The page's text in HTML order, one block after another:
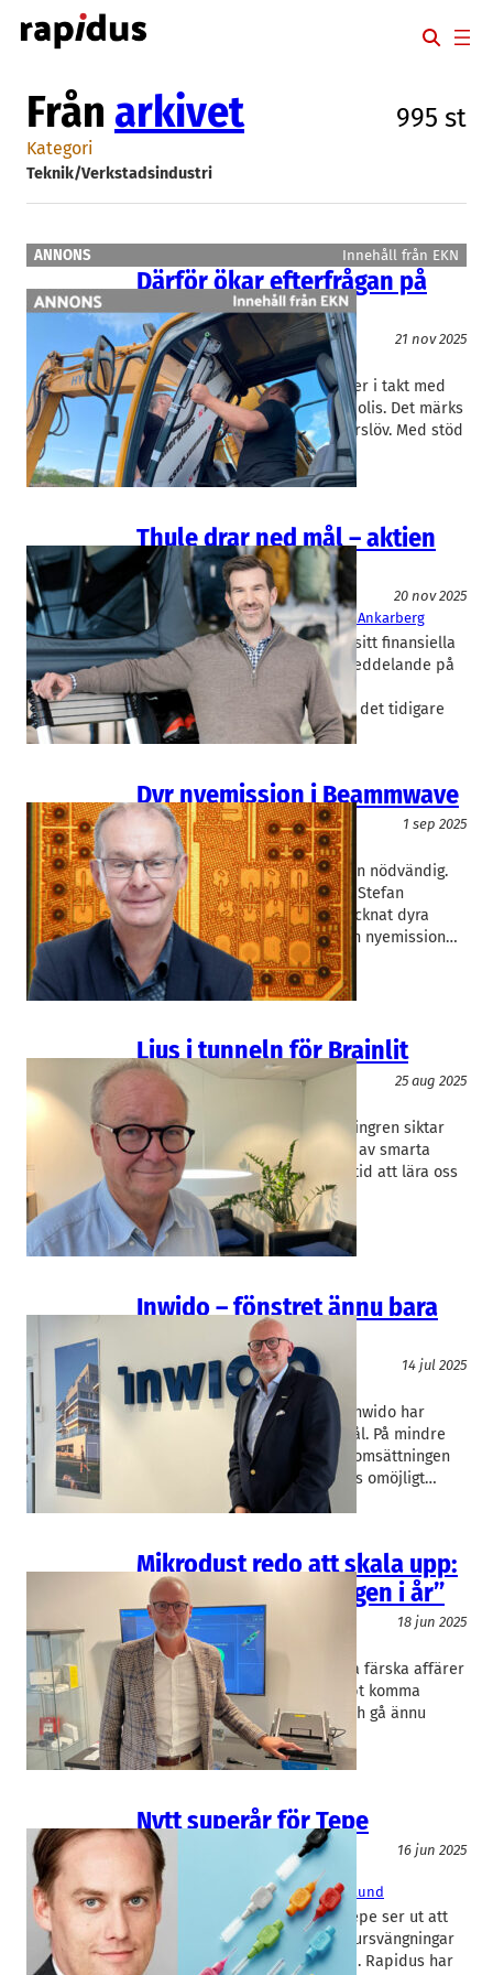
Hoppa
till
Från arkivet 995 st
Kategori
Teknik/Verkstadsindustri
ANNONS Innehåll från EKN
Därför ökar efterfrågan på
pansarglas
Teknik/Verkstadsindustri
21 nov 2025
Hammerglass
Mikael Olsson
Efterfrågan på pansarglas stiger i takt med
upprustningen av militär och polis. Det märks
hos Hammerglass i skånska Förslöv. Med stöd
från EKN kan bolaget…
Thule drar ned mål – aktien
steg
Teknik/Verkstadsindustri
20 nov 2025
Thule
Hans Eckerström, Mattias Ankarberg
Friluftsbolaget Thule drar ned sitt finansiella
mål. Det framkom i ett pressmeddelande på
onsdagkvällen. På tiden, tyckte
aktiemarknaden som inte tagit det tidigare
målet på…
Dyr nyemission i Beammwave
Teknik/Verkstadsindustri
1 sep 2025
Beammwave
Stefan Svedberg
En försäkring är ibland dyr men nödvändig.
Så resonerar Beammwaves vd Stefan
Svedberg sedan hans bolag tecknat dyra
garantier men sedan fått se sin nyemission…
Ljus i tunneln för Brainlit
Teknik/Verkstadsindustri
25 aug 2025
BrainLit
Bluetooth-uppfinnaren Tord Wingren siktar
på att fördubbla försäljningen av smarta
ljussystem i år. – Det har tagit tid att lära oss
hur vi ska jobba…
Inwido – fönstret ännu bara
Teknik/Verkstadsindustri
14 jul 2025
Inwido
Fredrik Meuller
Fönster- och dörrtillverkaren Inwido har
minst sagt ambitiösa tillväxtmål. På mindre
än fem år ska bolaget dubbla omsättningen
till 20 miljarder kronor. Inte alls omöjligt…
Mikrodust redo att skala upp:
“Dubblar omsättningen i år”
Teknik/Verkstadsindustri
18 jun 2025
Mikrodust
Jonas Wackerfeldt
Med ny vd, ny strategi och flera färska affärer
ska Mikrodust från Lund snabbt komma
tillbaka från negativ tillväxt, och gå ännu
längre. — På…
Nytt superår för Tepe
Teknik/Verkstadsindustri
16 jun 2025
TePe Munhygienprodukter
Hanna Hageberg Hammar, Joel Eklund
Joel Eklunds tandborstbolag Tepe ser ut att
verka helt utanför de konjunktursvängningar
som de flesta andra lever med. Rapidus har